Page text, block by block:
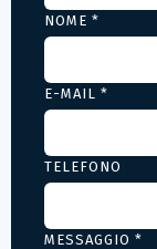
NOME *
E-MAIL *
TELEFONO
MESSAGGIO *